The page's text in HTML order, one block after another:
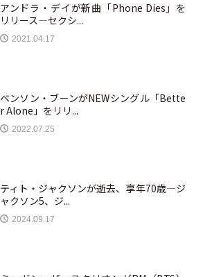
アンドラ・デイが新曲「Phone Dies」を
リリース—セクシ...
2021.04.17
ベンソン・ブーンがNEWシングル「Bette
r Alone」をリリ...
2022.07.25
ティト・ジャクソンが逝去、享年70歳—ジ
ャクソン5、ジ...
2024.09.17